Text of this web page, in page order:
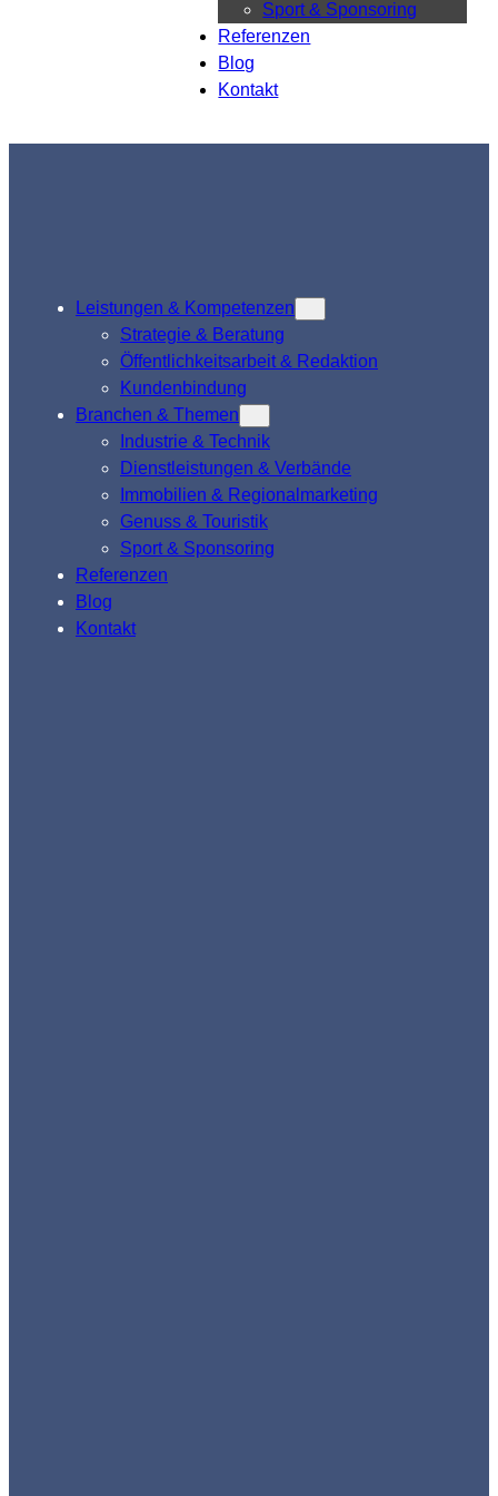
Sport & Sponsoring
Referenzen
Blog
Kontakt
Leistungen & Kompetenzen
Strategie & Beratung
Öffentlichkeitsarbeit & Redaktion
Kundenbindung
Branchen & Themen
Industrie & Technik
Dienstleistungen & Verbände
Immobilien & Regionalmarketing
Genuss & Touristik
Sport & Sponsoring
Referenzen
Blog
Kontakt